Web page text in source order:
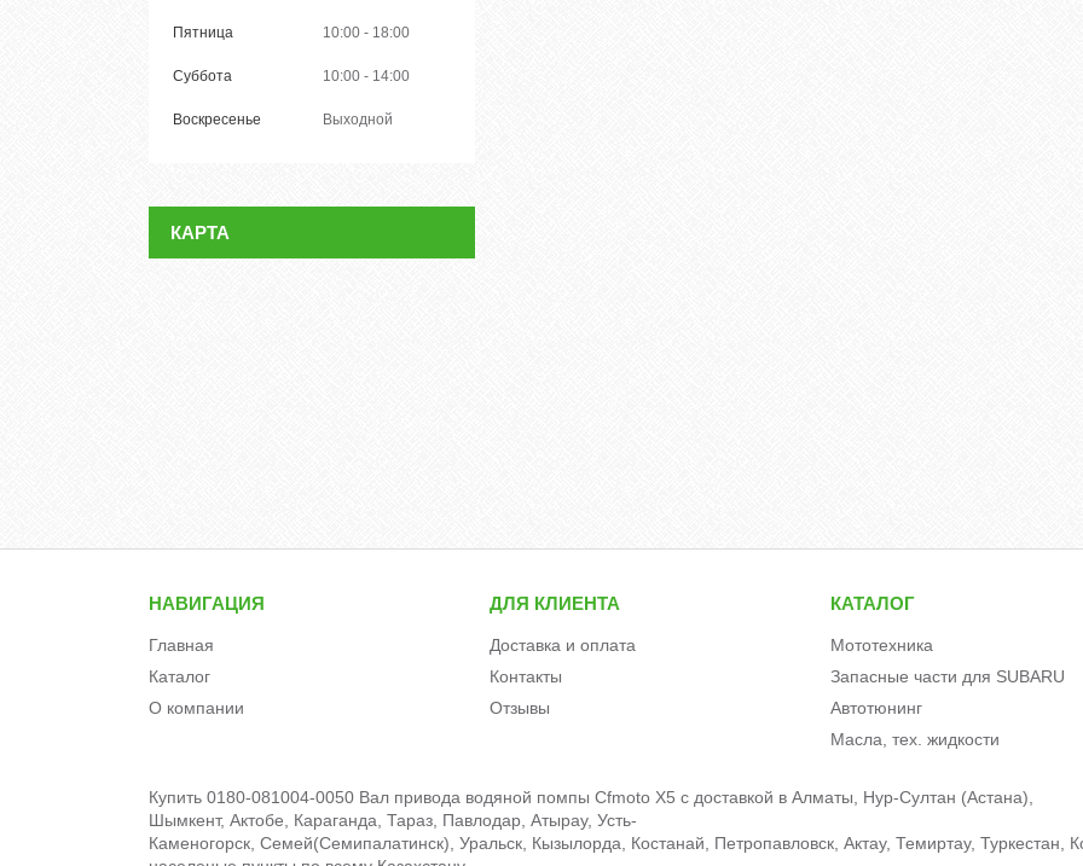
Пятница 10:00 18:00
Суббота 10:00 14:00
Воскресенье Выходной
КАРТА
НАВИГАЦИЯ
Главная
Каталог
О компании
ДЛЯ КЛИЕНТА
Доставка и оплата
Контакты
Отзывы
КАТАЛОГ
Мототехника
Запасные части для SUBARU
Автотюнинг
Масла, тех. жидкости
Купить 0180-081004-0050 Вал привода водяной помпы Cfmoto X5 c доставкой в Алматы, Нур-Султан (Астана),
Шымкент, Актобе, Караганда, Тараз, Павлодар, Атырау, Усть-
Каменогорск, Семей(Семипалатинск), Уральск, Кызылорда, Костанай, Петропавловск, Актау, Темиртау, Туркестан,